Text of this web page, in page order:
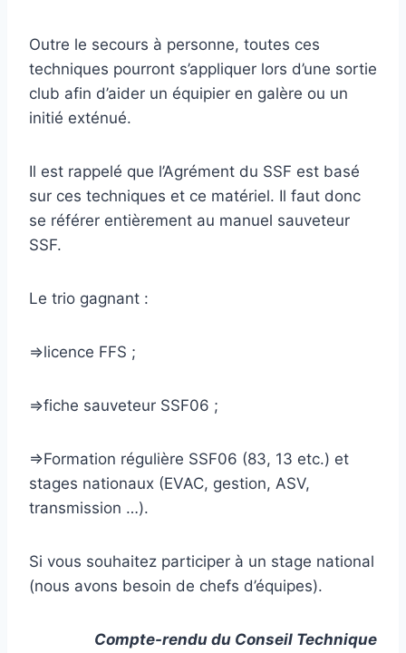
Outre le secours à personne, toutes ces
techniques pourront s’appliquer lors d’une sortie
club afin d’aider un équipier en galère ou un
initié exténué.
Il est rappelé que l’Agrément du SSF est basé
sur ces techniques et ce matériel. Il faut donc
se référer entièrement au manuel sauveteur
SSF.
Le trio gagnant :
=>licence FFS ;
=>fiche sauveteur SSF06 ;
=>Formation régulière SSF06 (83, 13 etc.) et
stages nationaux (EVAC, gestion, ASV,
transmission …).
Si vous souhaitez participer à un stage national
(nous avons besoin de chefs d’équipes).
Compte-rendu du Conseil Technique